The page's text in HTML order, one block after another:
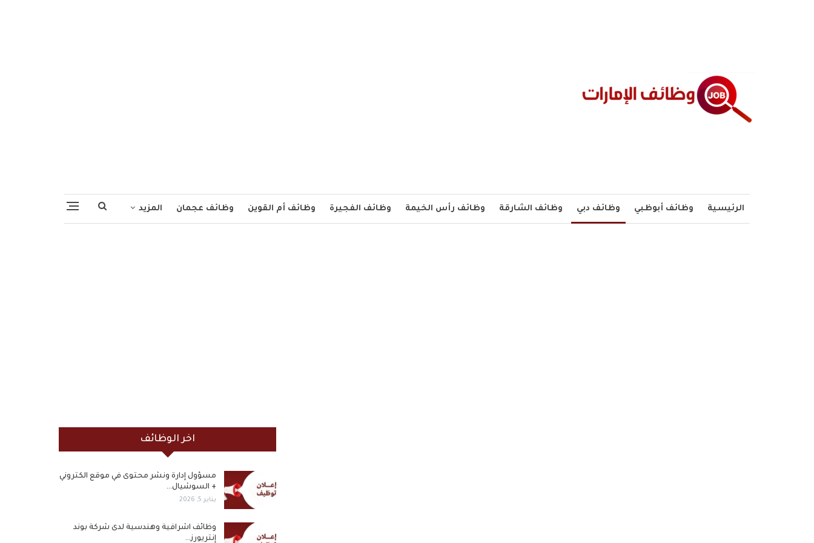
الرئيسية وظائف أبوظبي وظائف دبي وظائف الشارقة وظائف رأس الخيمة وظائف الفجيرة وظائف أم القوين وظائف عجمان المزيد
اخر الوظائف
مسؤول إدارة ونشر محتوى في موقع الكتروني
+ السوشيال…
يناير 5, 2026
وظائف اشرافية وهندسية لدى شركة بوند
إنتريورز…